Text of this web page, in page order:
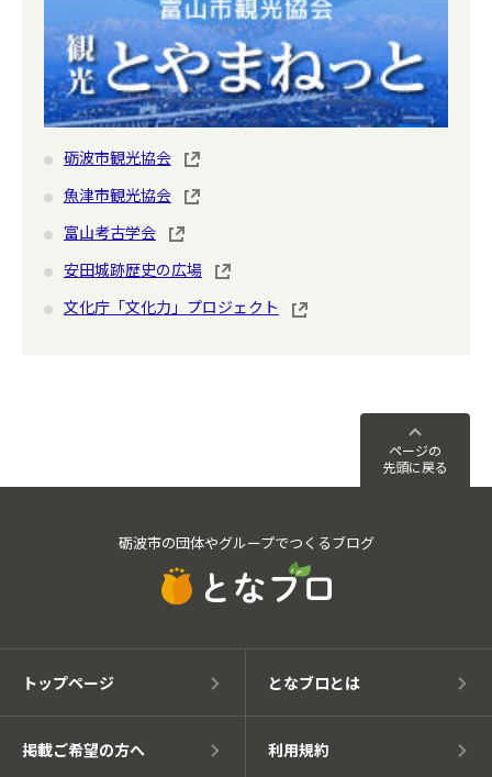
砺波市観光協会
魚津市観光協会
富山考古学会
安田城跡歴史の広場
文化庁「文化力」プロジェクト
ページの
先頭に戻る
砺波市の団体やグループでつくるブログ
トップページ となブロとは
掲載ご希望の方へ 利用規約